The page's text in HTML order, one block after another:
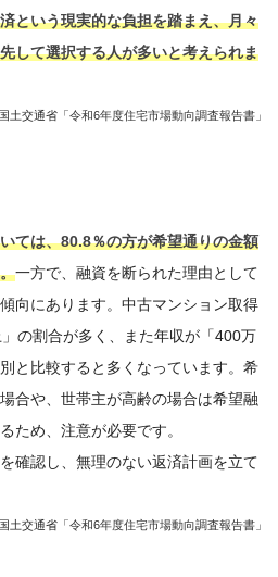
という現実的な負担を踏まえ、月々
して選択する人が多いと考えられま
土交通省「 令和6年度住宅市場動向調査報告書 」
ては、80.8％の方が希望通りの金額
一方で、融資を断られた理由として
向にあります。中古マンション取得
の割合が多く、また年収が「400万
と比較すると多くなっています。希
合や、世帯主が高齢の場合は希望融
ため、注意が必要です。
確認し、無理のない返済計画を立て
土交通省「 令和6年度住宅市場動向調査報告書 」